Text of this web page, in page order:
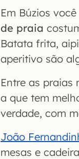
Em Búzios
de praia
Batata frita,
aperitivo são
Entre as praias
a que tem
verdade, com
João
mesas e